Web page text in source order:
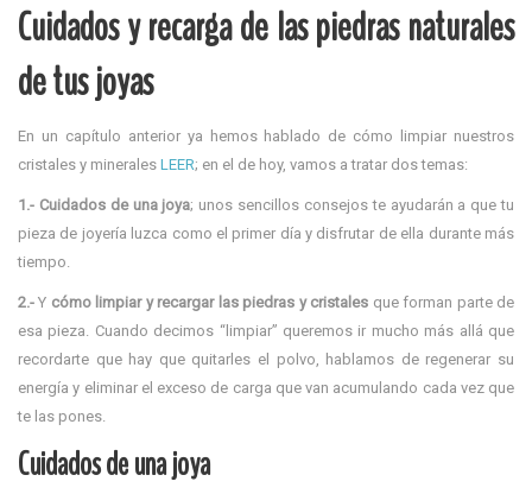
Cuidados y recarga de las piedras naturales
de tus joyas
En un capítulo anterior ya hemos hablado de cómo limpiar nuestros
cristales y minerales LEER; en el de hoy, vamos a tratar dos temas:
1.- Cuidados de una joya; unos sencillos consejos te ayudarán a que tu
pieza de joyería luzca como el primer día y disfrutar de ella durante más
tiempo.
2.- Y cómo limpiar y recargar las piedras y cristales que forman parte de
esa pieza. Cuando decimos “limpiar” queremos ir mucho más allá que
recordarte que hay que quitarles el polvo, hablamos de regenerar su
energía y eliminar el exceso de carga que van acumulando cada vez que
te las pones.
Cuidados de una joya